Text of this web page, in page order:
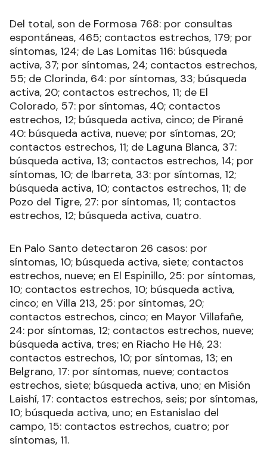
Del total, son de Formosa 768: por consultas
espontáneas, 465; contactos estrechos, 179; por
síntomas, 124; de Las Lomitas 116: búsqueda
activa, 37; por síntomas, 24; contactos estrechos,
55; de Clorinda, 64: por síntomas, 33; búsqueda
activa, 20; contactos estrechos, 11; de El
Colorado, 57: por síntomas, 40; contactos
estrechos, 12; búsqueda activa, cinco; de Pirané
40: búsqueda activa, nueve; por síntomas, 20;
contactos estrechos, 11; de Laguna Blanca, 37:
búsqueda activa, 13; contactos estrechos, 14; por
síntomas, 10; de Ibarreta, 33: por síntomas, 12;
búsqueda activa, 10; contactos estrechos, 11; de
Pozo del Tigre, 27: por síntomas, 11; contactos
estrechos, 12; búsqueda activa, cuatro.
En Palo Santo detectaron 26 casos: por
síntomas, 10; búsqueda activa, siete; contactos
estrechos, nueve; en El Espinillo, 25: por síntomas,
10; contactos estrechos, 10; búsqueda activa,
cinco; en Villa 213, 25: por síntomas, 20;
contactos estrechos, cinco; en Mayor Villafañe,
24: por síntomas, 12; contactos estrechos, nueve;
búsqueda activa, tres; en Riacho He Hé, 23:
contactos estrechos, 10; por síntomas, 13; en
Belgrano, 17: por síntomas, nueve; contactos
estrechos, siete; búsqueda activa, uno; en Misión
Laishí, 17: contactos estrechos, seis; por síntomas,
10; búsqueda activa, uno; en Estanislao del
campo, 15: contactos estrechos, cuatro; por
síntomas, 11.